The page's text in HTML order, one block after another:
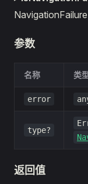
NavigationFailure
参数
名称 类
error
type?
返回值